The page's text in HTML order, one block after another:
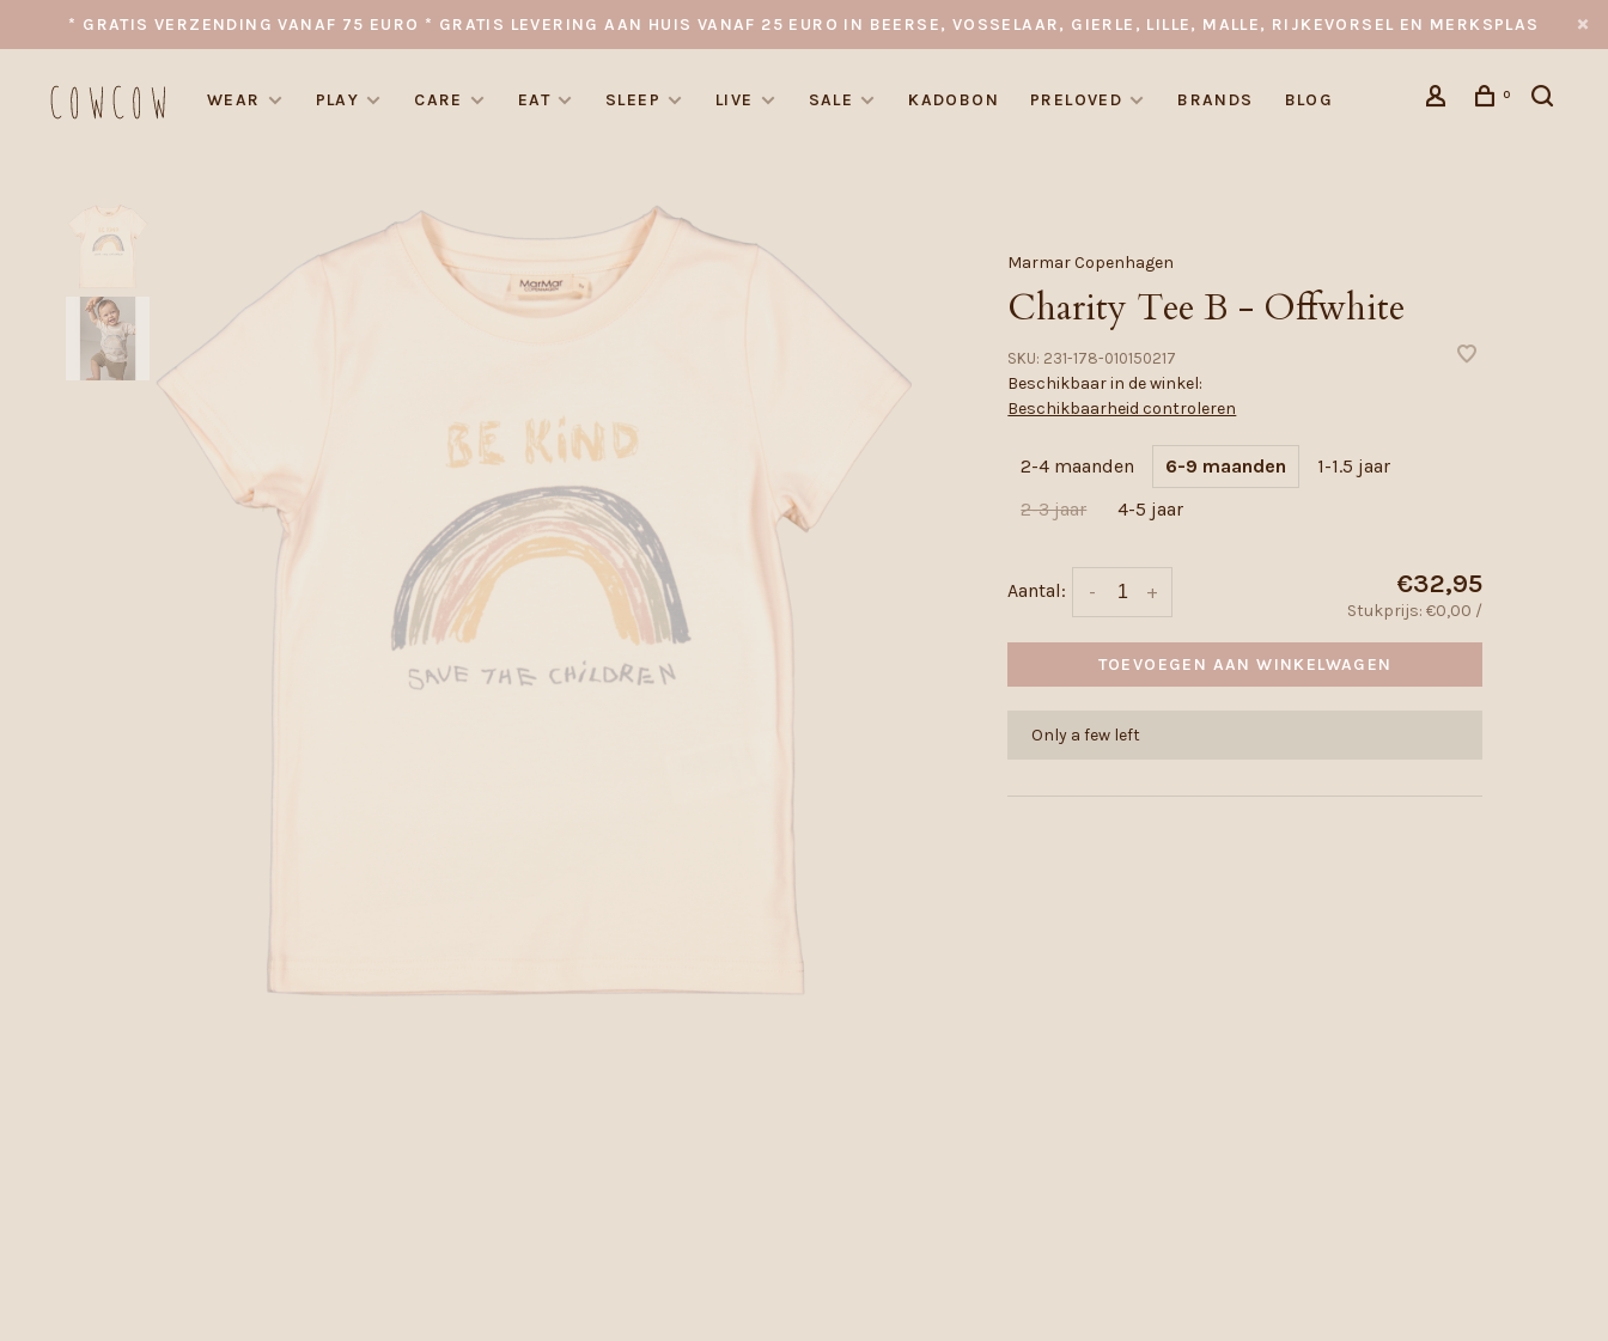
* GRATIS VERZENDING VANAF 75 EURO * GRATIS LEVERING AAN HUIS VANAF 25 EURO IN BEERSE, VOSSELAAR, GIERLE, LILLE, MALLE, RIJKEVORSEL EN MERKSPLAS
WEAR PLAY CARE EAT SLEEP LIVE SALE KADOBON PRELOVED BRANDS BLOG 0
Marmar Copenhagen
Charity Tee B - Offwhite
SKU: 231-178-010150217
Beschikbaar in de winkel:
Beschikbaarheid controleren
2-4 maanden 6-9 maanden
1-1.5 jaar
2-3 jaar
4-5 jaar
Aantal: +
- €32,95
Stukprijs: €0,00 /
TOEVOEGEN AAN WINKELWAGEN
Only a few left